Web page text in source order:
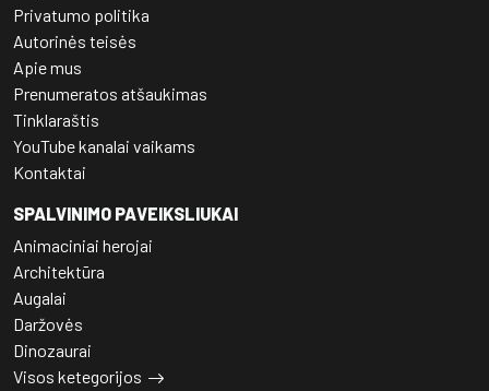
Privatumo politika
Autorinės teisės
Apie mus
Prenumeratos atšaukimas
Tinklaraštis
YouTube kanalai vaikams
Kontaktai
SPALVINIMO PAVEIKSLIUKAI
Animaciniai herojai
Architektūra
Augalai
Daržovės
Dinozaurai
Visos ketegorijos